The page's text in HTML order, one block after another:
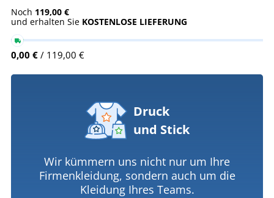
Noch 119,00 €
und erhalten Sie KOSTENLOSE LIEFERUNG
0,00 € / 119,00 €
Druck
und Stick
Wir kümmern uns nicht nur um Ihre
Firmenkleidung, sondern auch um die
Kleidung Ihres Teams.